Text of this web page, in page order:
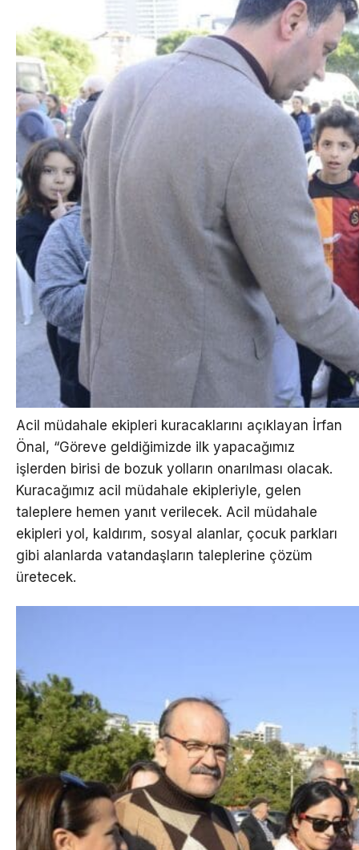
Acil müdahale ekipleri kuracaklarını açıklayan İrfan
Önal, “Göreve geldiğimizde ilk yapacağımız
işlerden birisi de bozuk yolların onarılması olacak.
Kuracağımız acil müdahale ekipleriyle, gelen
taleplere hemen yanıt verilecek. Acil müdahale
ekipleri yol, kaldırım, sosyal alanlar, çocuk parkları
gibi alanlarda vatandaşların taleplerine çözüm
üretecek.